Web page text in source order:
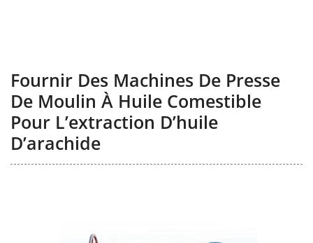
Fournir Des Machines De Presse
De Moulin À Huile Comestible
Pour L’extraction D’huile
D’arachide